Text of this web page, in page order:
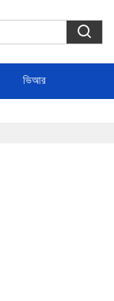
ভিআর